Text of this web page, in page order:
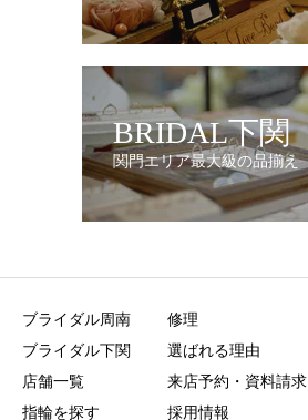
BRIDAL下関
関門エリア最大級の品揃え
ブライダル周南
ブライダル下関
店舗一覧
指輪を探す
修理
選ばれる理由
来店予約・資料請求
採用情報